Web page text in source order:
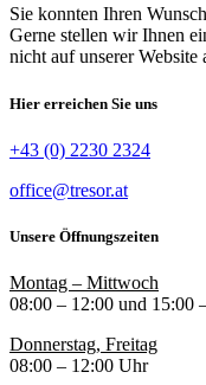
Sie konnten Ihren
Gerne stellen wir Ihnen
nicht auf unserer Website
Hier erreichen Sie uns
+43 (0) 2230 2324
office@tresor.at
Unsere Öffnungszeiten
Montag – Mittwoch
08:00 – 12:00 und 15:00
Donnerstag, Freitag
08:00 – 12:00 Uhr